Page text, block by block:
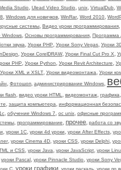
Studio, Ulead Video Studio, unix, VirtualDub,
, Windows для новичков, WinRar, Word 2010,
системы, Видео уроки программирования,
Windows, Основы программирования, Программа
звука, Уроки PHP, Уроки Sony Vegas, Уроки
, Уроки CorelDRAW, Уроки Final Cut Pro X,
PHP, Уроки Python, Уроки Revit Architecture,
Уроки XML и XSLT, Уроки видеомонтажа, Уроки
, Фотошоп, администрирование Windows,
flash, видео уроки HTML , видеомонтаж, графика,
, защита компьютера, информационная
, обучение Windows 7, ос unix, офисные
, программирование, прочее, работа со
, уроки 1С, уроки 4d уроки, уроки After Effects,
, уроки Cinema 4D, уроки CSS, уроки Delphi,
и CSS, уроки Java, уроки JavaScript, уроки
уроки Pascal, уроки Pinnacle Studio, уроки Sony
С, уроки графики, уроки паскаль, уроки по